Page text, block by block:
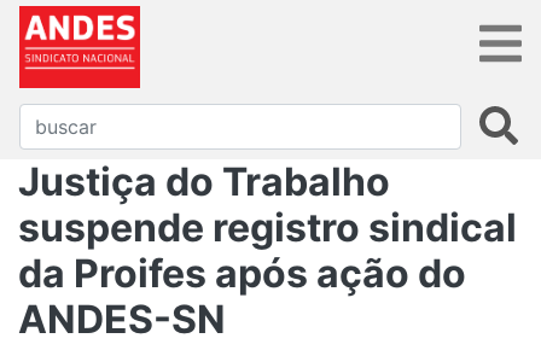
Justiça do Trabalho
suspende registro sindical
da Proifes após ação do
ANDES-SN